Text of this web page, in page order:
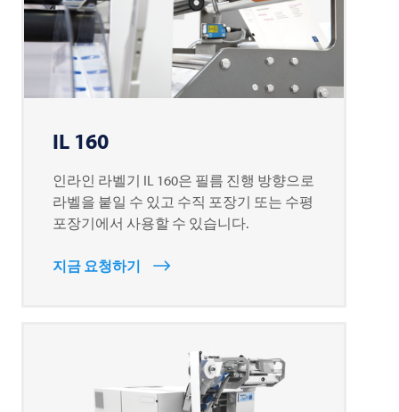
IL 160
인라인 라벨기 IL 160은 필름 진행 방향으로
라벨을 붙일 수 있고 수직 포장기 또는 수평
포장기에서 사용할 수 있습니다.
지금 요청하기